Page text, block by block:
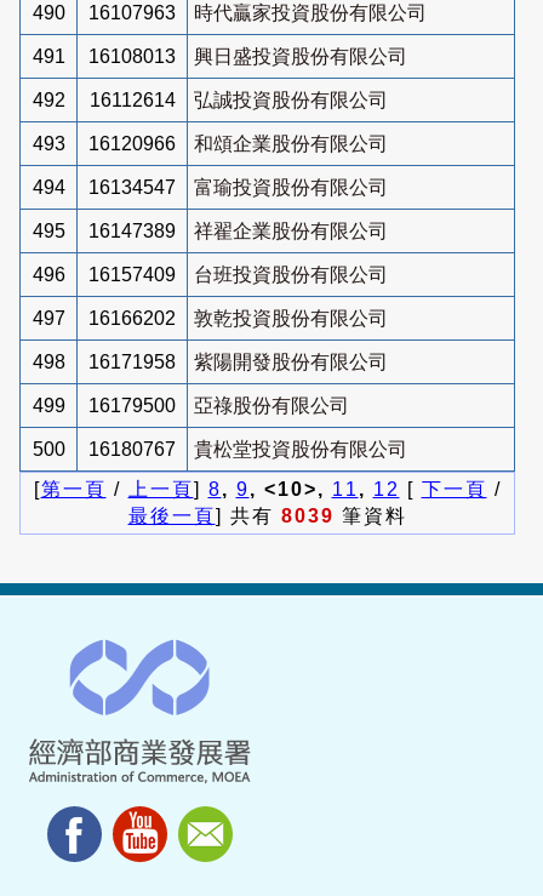
490 16107963 時代贏家投資股份有限公司
491 16108013 興日盛投資股份有限公司
492 16112614 弘誠投資股份有限公司
493 16120966 和頌企業股份有限公司
494 16134547 富瑜投資股份有限公司
495 16147389 祥翟企業股份有限公司
496 16157409 台班投資股份有限公司
497 16166202 敦乾投資股份有限公司
498 16171958 紫陽開發股份有限公司
499 16179500 亞祿股份有限公司
500 16180767
貴松堂投資股份有限公司
[第一頁 / 上一頁] 8, 9, <10>, 11 , 12 [ 下一頁 /
最後一頁] 共有 8039 筆資料